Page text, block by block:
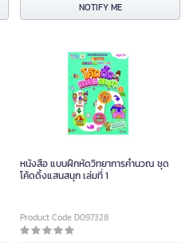
NOTIFY ME
หนังสือ แบบฝึกหัดวิทยาการคำนวณ ชุด
โค้ดดิ้งแสนสนุก เล่มที่ 1
Product Code D097328